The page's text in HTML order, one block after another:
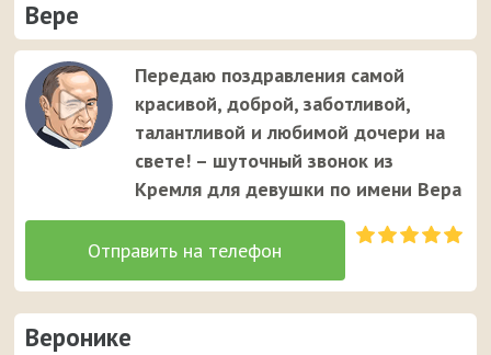
Вере
Передаю поздравления самой
красивой, доброй, заботливой,
талантливой и любимой дочери на
свете! – шуточный звонок из
Кремля для девушки по имени Вера
Веронике